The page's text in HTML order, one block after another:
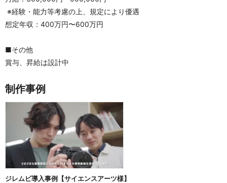
※経験・能力等考慮の上、規定により優遇
想定年収：400万円〜600万円
■その他
賞与、昇給は設計中
制作事例
ジレムビ導入事例【サイエンスアーツ様】